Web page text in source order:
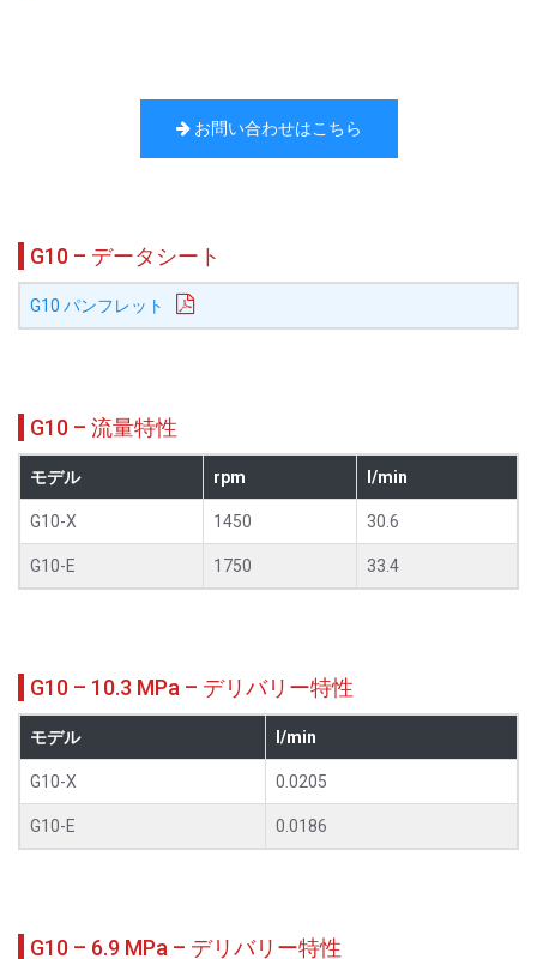
お問い合わせはこちら
G10 – データシート
G10 パンフレット
G10 – 流量特性
モデル rpm l/min
G10-X 1450 30.6
G10-E 1750 33.4
G10 – 10.3 MPa – デリバリー特性
モデル l/min
G10-X 0.0205
G10-E 0.0186
G10 – 6.9 MPa – デリバリー特性